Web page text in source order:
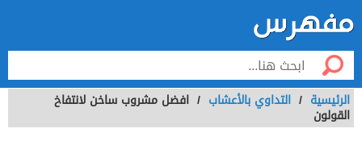
الرئيسية / التداوي باﻷعشاب / افضل مشروب ساخن لانتفاخ
القولون